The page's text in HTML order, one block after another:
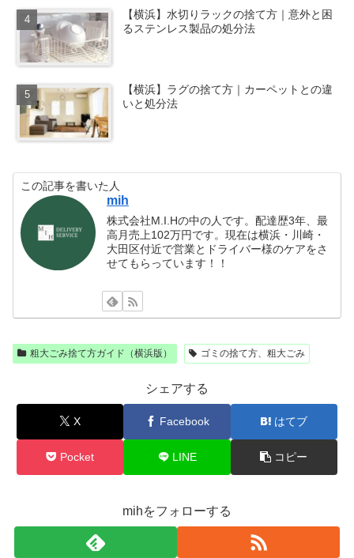
【横浜】水切りラックの捨て方｜意外と困
るステンレス製品の処分法
【横浜】ラグの捨て方｜カーペットとの違
いと処分法
この記事を書いた人
mih
株式会社M.I.Hの中の人です。配達歴3年、最
高月売上102万円です。現在は横浜・川崎・
大田区付近で営業とドライバー様のケアをさ
せてもらっています！！
粗大ごみ捨て方ガイド（横浜版） ゴミの捨て方、粗大ごみ
シェアする
X Facebook はてブ
Pocket LINE コピー
mihをフォローする